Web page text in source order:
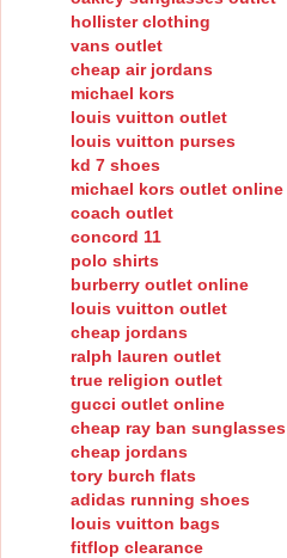
hollister clothing
vans outlet
cheap air jordans
michael kors
louis vuitton outlet
louis vuitton purses
kd 7 shoes
michael kors outlet online
coach outlet
concord 11
polo shirts
burberry outlet online
louis vuitton outlet
cheap jordans
ralph lauren outlet
true religion outlet
gucci outlet online
cheap ray ban sunglasses
cheap jordans
tory burch flats
adidas running shoes
louis vuitton bags
fitflop clearance